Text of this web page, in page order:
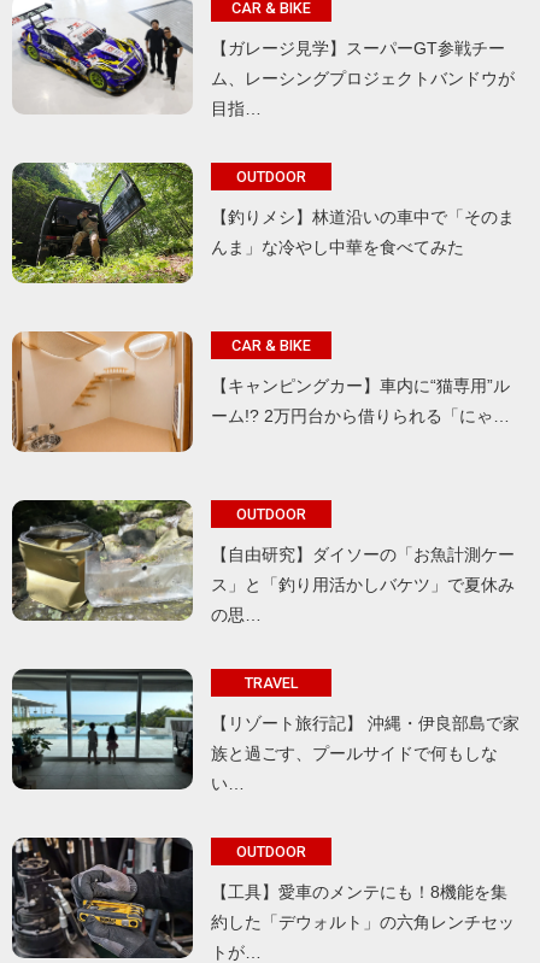
CAR & BIKE
【ガレージ見学】スーパーGT参戦チー
ム、レーシングプロジェクトバンドウが
目指…
OUTDOOR
【釣りメシ】林道沿いの車中で「そのま
んま」な冷やし中華を食べてみた
CAR & BIKE
【キャンピングカー】車内に“猫専用”ル
ーム!? 2万円台から借りられる「にゃ…
OUTDOOR
【自由研究】ダイソーの「お魚計測ケー
ス」と「釣り用活かしバケツ」で夏休み
の思…
TRAVEL
【リゾート旅行記】 沖縄・伊良部島で家
族と過ごす、プールサイドで何もしな
い…
OUTDOOR
【工具】愛車のメンテにも！8機能を集
約した「デウォルト」の六角レンチセッ
トが…